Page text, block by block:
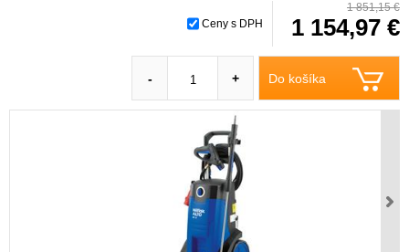
Ceny s DPH
1 851,15 €
1 154,97 €
Do košíka
- +